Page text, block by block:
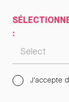
:
J'accepte